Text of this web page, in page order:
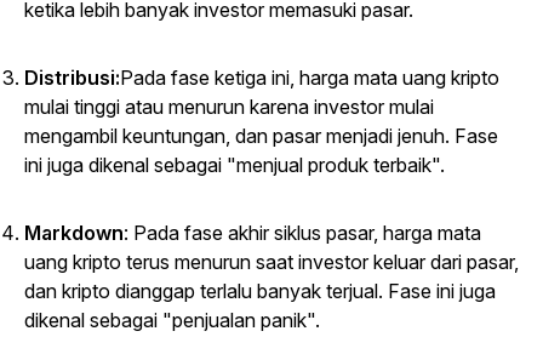
ketika lebih banyak investor memasuki pasar.
Distribusi:Pada fase ketiga ini, harga mata uang kripto
mulai tinggi atau menurun karena investor mulai
mengambil keuntungan, dan pasar menjadi jenuh. Fase
ini juga dikenal sebagai "menjual produk terbaik".
Markdown: Pada fase akhir siklus pasar, harga mata
uang kripto terus menurun saat investor keluar dari pasar,
dan kripto dianggap terlalu banyak terjual. Fase ini juga
dikenal sebagai "penjualan panik".